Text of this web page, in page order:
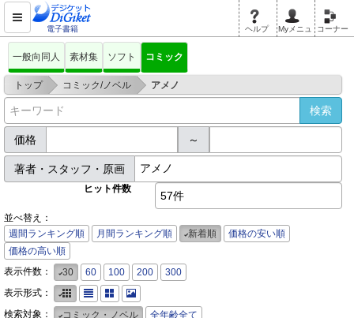
電子書籍 ヘルプ Myメニュ コーナー
一般向同人 素材集 ソフト コミック
トップ > コミック/ノベル > アメノ
価格 ～
著者・スタッフ・原画
ヒット件数
57件
並べ替え：
週間ランキング順
月間ランキング順 新着順
価格の安い順
価格の高い順
表示件数：
30 60 100 200
300
表示形式：
検索対象：
コミック・ノベル
全年齢全て